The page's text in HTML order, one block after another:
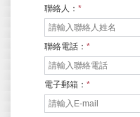
聯絡人： *
聯絡電話： *
電子郵箱： *